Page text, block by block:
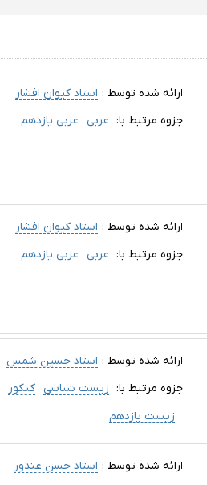
ارائه شده توسط : استاد کیوان افشار
جزوه مرتبط با: عربی عربی یازدهم
ارائه شده توسط : استاد کیوان افشار
جزوه مرتبط با: عربی عربی یازدهم
ارائه شده توسط : استاد حسین شمس
جزوه مرتبط با: زیست شناسی کنکور
زیست یازدهم
ارائه شده توسط : استاد حسن غندور